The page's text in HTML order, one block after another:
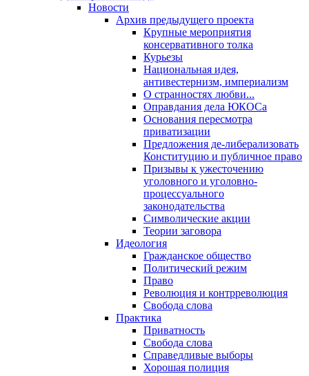
Новости
Архив предыдущего проекта
Крупные мероприятия
консервативного толка
Курьезы
Национальная идея,
антивестернизм, империализм
О странностях любви...
Оправдания дела ЮКОСа
Основания пересмотра
приватизации
Предложения де-либерализовать
Конституцию и публичное право
Призывы к ужесточению
уголовного и уголовно-
процессуального
законодательства
Символические акции
Теории заговора
Идеология
Гражданское общество
Политический режим
Право
Революция и контрреволюция
Свобода слова
Практика
Приватность
Свобода слова
Справедливые выборы
Хорошая полиция